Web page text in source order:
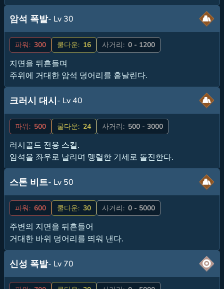
암석 폭발- Lv 30
파워: 300 쿨다운: 16 사거리: 0 - 1200
지면을 뒤흔들며
주위에 거대한 암석 덩어리를 흩날린다.
크러시 대시- Lv 40
파워: 500 쿨다운: 24 사거리: 500 - 3000
러시골드 전용 스킬.
암석을 좌우로 날리며 맹렬한 기세로 돌진한다.
스톤 비트- Lv 50
파워: 600 쿨다운: 30 사거리: 0 - 5000
주변의 지면을 뒤흔들어
거대한 바위 덩어리를 띄워 낸다.
신성 폭발- Lv 70